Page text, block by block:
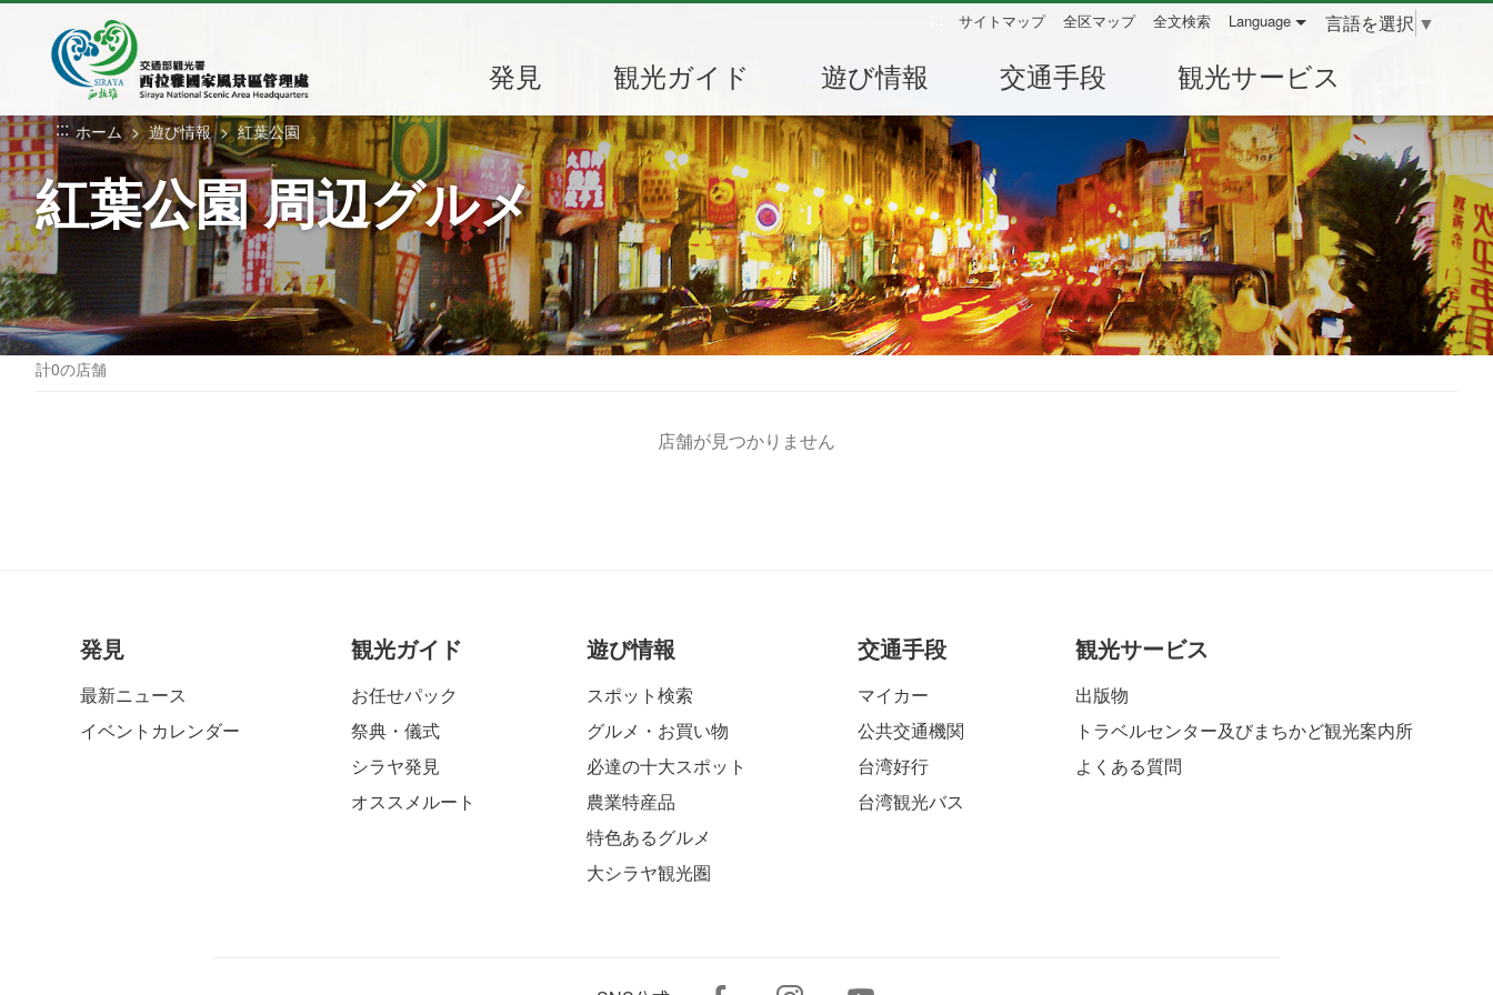
メ
ン
テ
ン
ツ
セ
ク
シ
ョ
ン
に
サイトマップ 全区マップ 全文検索 Language 言語を選択 ▼
発見 観光ガイド 遊び情報 交通手段 観光サービス
::: ホーム 遊び情報 紅葉公園
紅葉公園 周辺グルメ
計0の店舗
店舗が見つかりません
発見
最新ニュース
イベントカレンダー
観光ガイド
お任せパック
祭典・儀式
シラヤ発見
オススメルート
遊び情報
スポット検索
グルメ・お買い物
必達の十大スポット
農業特産品
特色あるグルメ
大シラヤ観光圏
交通手段
マイカー
公共交通機関
台湾好行
台湾観光バス
観光サービス
出版物
トラベルセンター及びまちかど観光案内所
よくある質問